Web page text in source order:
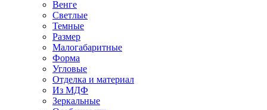
Венге
Светлые
Темные
Размер
Малогабаритные
Форма
Угловые
Отделка и материал
Из МДФ
Зеркальные